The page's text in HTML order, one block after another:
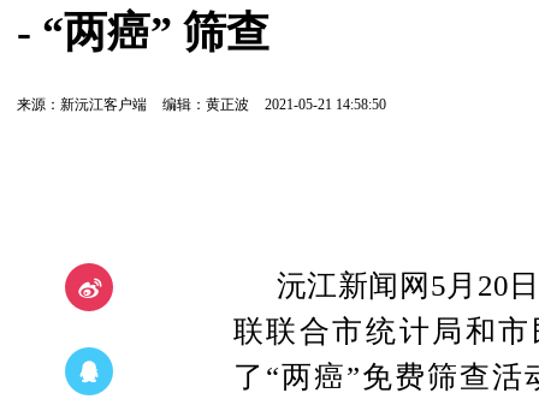
- “两癌” 筛查
来源：新沅江客户端 编辑：黄正波 2021-05-21 14:58:50
沅江新闻网5月20
联联合市统计局和
了“两癌”免费筛查